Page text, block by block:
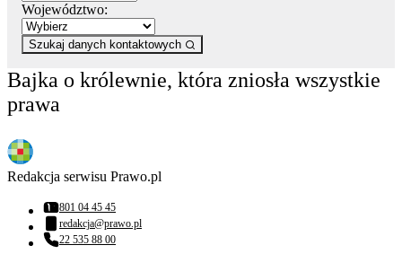
Województwo:
Szukaj danych kontaktowych
Bajka o królewnie, która zniosła wszystkie
prawa
Redakcja serwisu Prawo.pl
Numer telefonu:
801 04 45 45
Adres email:
redakcja@prawo.pl
Numer telefonu:
22 535 88 00